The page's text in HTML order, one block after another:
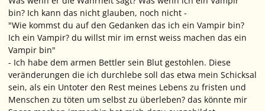
bin? Ich kann das nicht glauben, noch nicht -
"Wie kommst du auf den Gedanken das ich ein Vampir bin?
Ich ein Vampir? du willst mir im ernst weiss machen das ein
Vampir bin"
- Ich habe dem armen Bettler sein Blut gestohlen. Diese
veränderungen die ich durchlebe soll das etwa mein Schicksal
sein, als ein Untoter den Rest meines Lebens zu fristen und
Menschen zu töten um selbst zu überleben? das könnte mir